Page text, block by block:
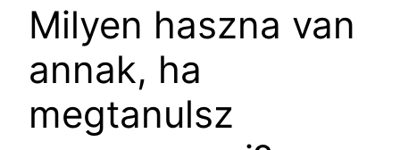
Milyen haszna van
annak, ha
megtanulsz